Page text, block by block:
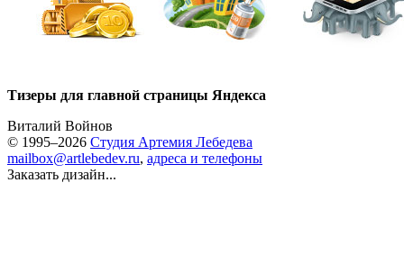
Тизеры для главной страницы Яндекса
Виталий Войнов
© 1995–2026 Студия Артемия Лебедева
mailbox@artlebedev.ru, адреса и телефоны
Заказать дизайн...